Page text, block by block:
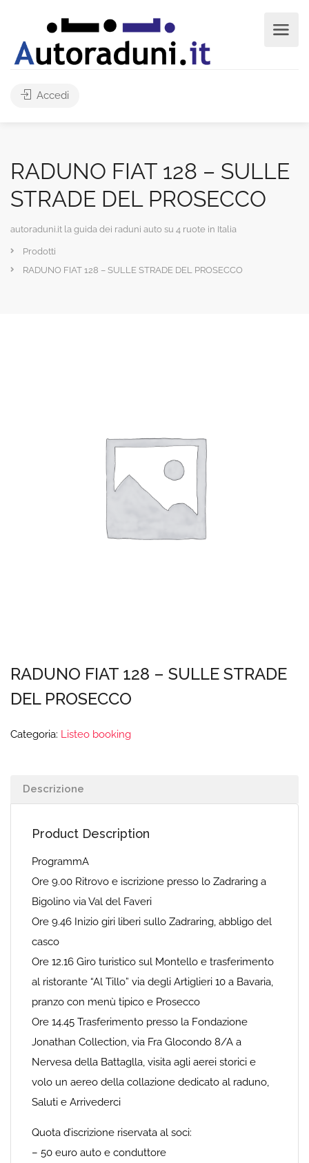
Accedi
RADUNO FIAT 128 – SULLE
STRADE DEL PROSECCO
autoraduni.it la guida dei raduni auto su 4 ruote in Italia
Prodotti
RADUNO FIAT 128 – SULLE STRADE DEL PROSECCO
RADUNO FIAT 128 – SULLE STRADE
DEL PROSECCO
Categoria: Listeo booking
Descrizione
Product Description
ProgrammA
Ore 9.00 Ritrovo e iscrizione presso lo Zadraring a
Bigolino via Val del Faveri
Ore 9.46 Inizio giri liberi sullo Zadraring, abbligo del
casco
Ore 12.16 Giro turistico sul Montello e trasferimento
al ristorante “Al Tillo” via degli Artiglieri 10 a Bavaria,
pranzo con menù tipico e Prosecco
Ore 14.45 Trasferimento presso la Fondazione
Jonathan Collection, via Fra Glocondo 8/A a
Nervesa della Battaglla, visita agli aerei storici e
volo un aereo della collazione dedicato al raduno,
Saluti e Arrivederci
Quota d’iscrizione riservata al soci:
– 50 euro auto e conduttore